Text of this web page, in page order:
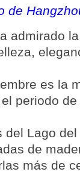
de
admirado
es la
periodo
del Lago
de
más de